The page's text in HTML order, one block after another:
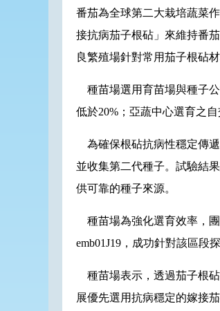
番茄為全球第二大栽培蔬菜
接抗病茄子根砧」來維持番
良繁殖場針對常用茄子根砧
種苗場選用育苗場與種子
低於20%；亞蔬中心選育之
為確保根砧抗病性穩定傳遞
並收集第二代種子。試驗結
供可靠的種子來源。
種苗場為強化選育效率，團
emb01J19，成功針對該區段
種苗場表示，透過茄子根
展優先選用抗病穩定的嫁接